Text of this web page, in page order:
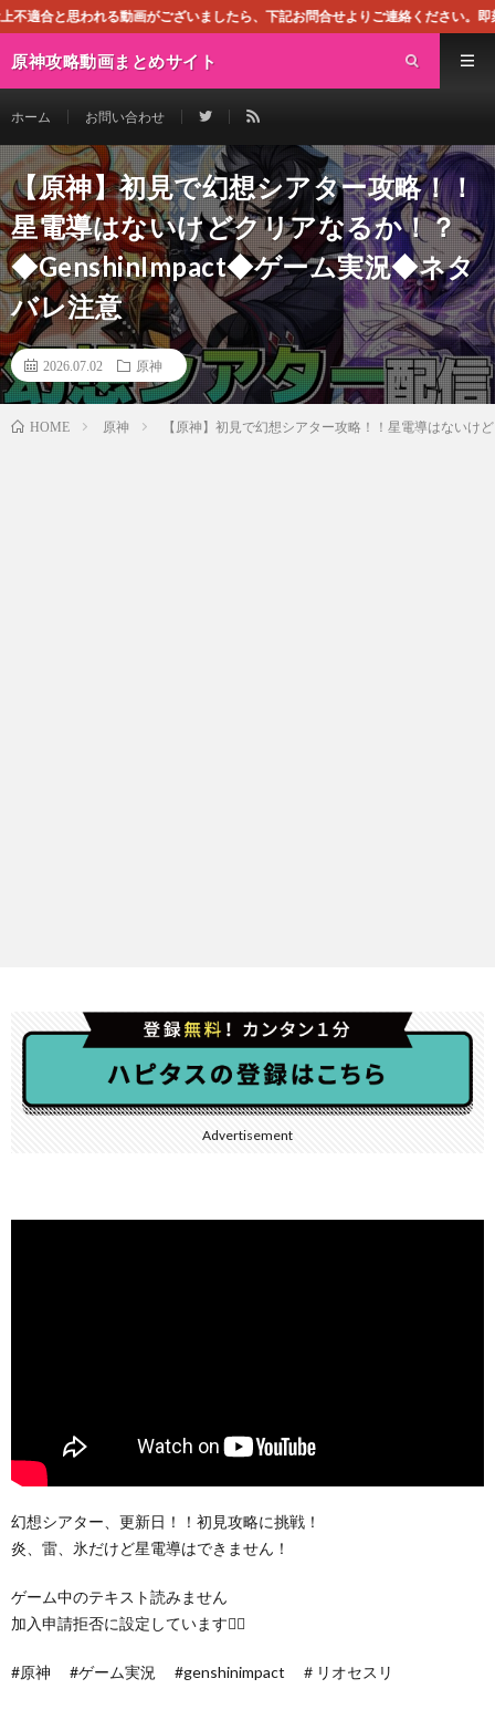
ございましたら、下記お問合せよりご連絡ください。即刻対処させて頂きま
原神攻略動画まとめサイト
ホーム お問い合わせ
【原神】初見で幻想シアター攻略！！
星電導はないけどクリアなるか！？
◆GenshinImpact◆ゲーム実況◆ネタ
バレ注意
2026.07.02 原神
HOME 原神 【原神】初見で幻想シアター攻略！！星電導はない
Advertisement
幻想シアター、更新日！！初見攻略に挑戦！
炎、雷、氷だけど星電導はできません！
ゲーム中のテキスト読みません
加入申請拒否に設定しています🙇‍♀️
#原神 #ゲーム実況 #genshinimpact ＃リオセスリ